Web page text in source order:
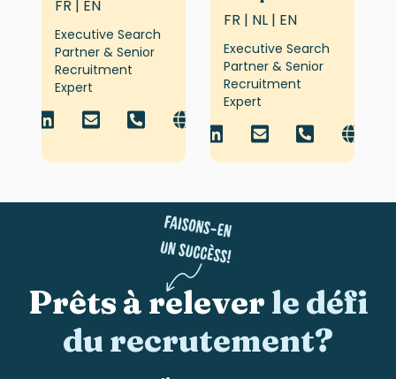
FR | EN
Executive Search
Partner & Senior
Recruitment
Expert
FR | NL | EN
Executive Search
Partner & Senior
Recruitment
Expert
Prêts à relever le défi
du recrutement?